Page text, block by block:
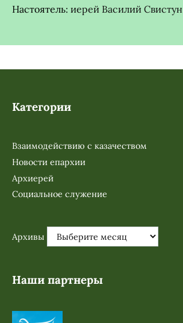
Настоятель: иерей Василий Свистун
Категории
Взаимодействию с казачеством
Новости епархии
Архиерей
Социальное служение
Архивы
Наши партнеры